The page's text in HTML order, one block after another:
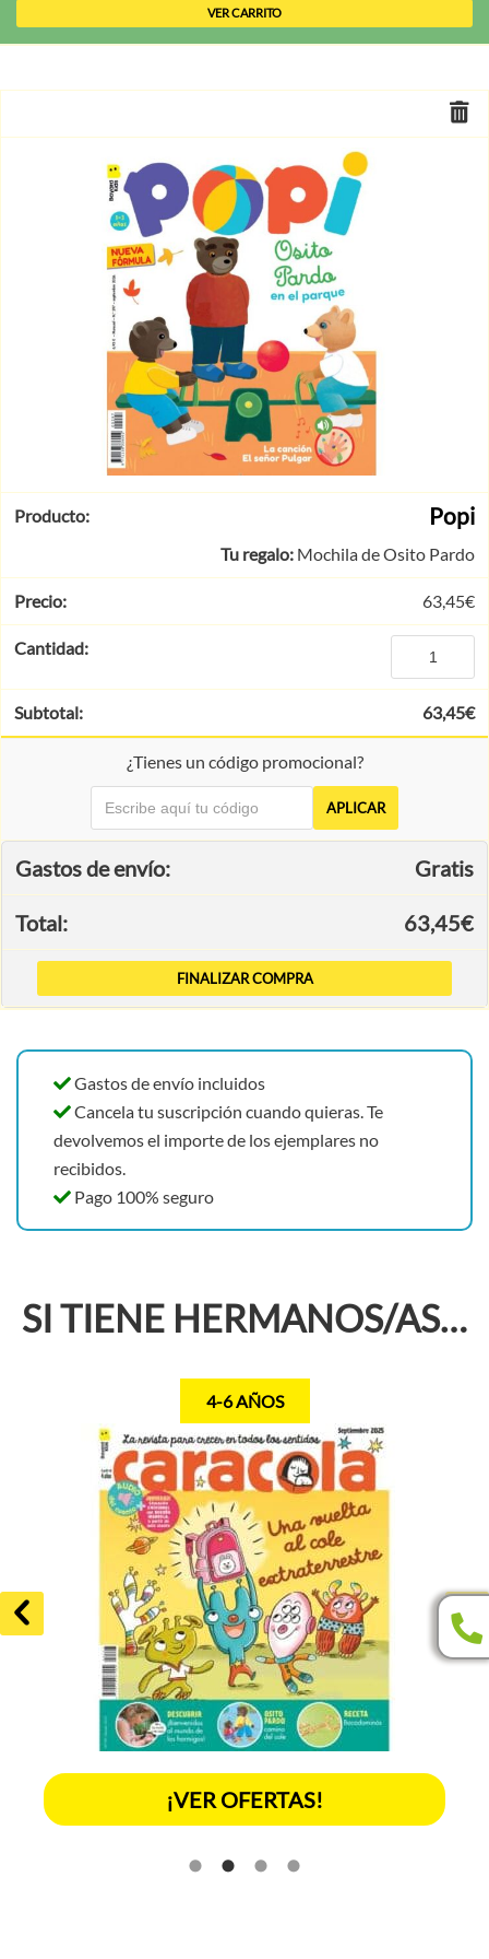
VER CARRITO
Popi
Tu regalo: Mochila de Osito Pardo
63,45€
63,45€
¿Tienes un código promocional?
APLICAR
Gratis
63,45€
FINALIZAR COMPRA
Gastos de envío incluidos
Cancela tu suscripción cuando quieras. Te
devolvemos el importe de los ejemplares no
recibidos.
Pago 100% seguro
SI TIENE HERMANOS/AS…
4-6 AÑOS
¡VER OFERTAS!